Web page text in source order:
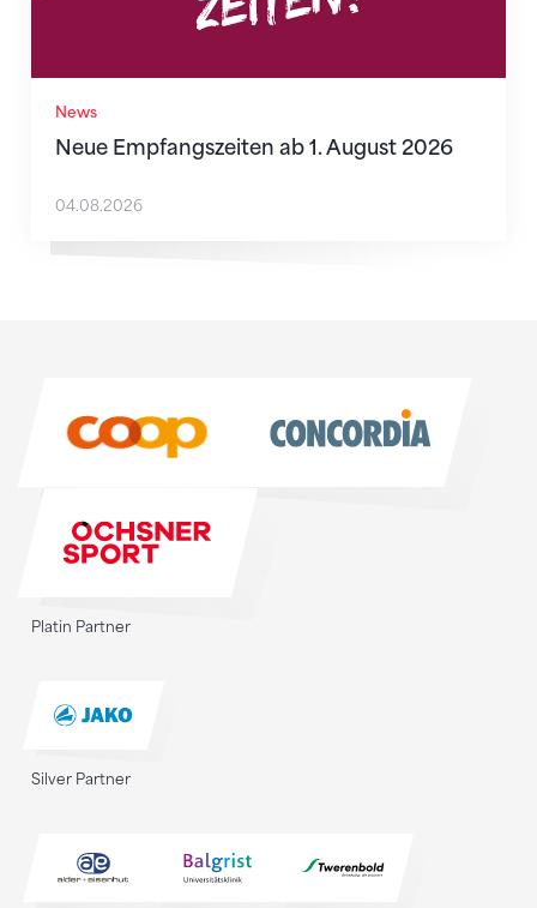
News
Neue Empfangszeiten ab 1. August 2026
04.08.2026
Platin Partner
Silver Partner